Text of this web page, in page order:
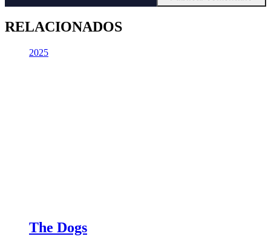
RELACIONADOS
2025
The Dogs